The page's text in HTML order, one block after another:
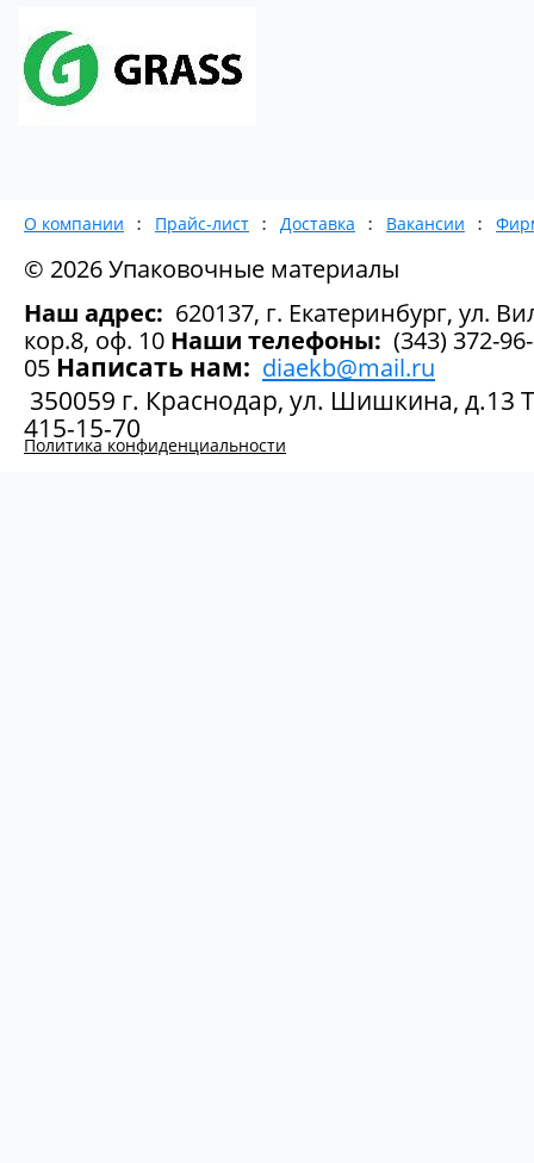
О компании Прайс-лист Доставка Вакансии
© 2026 Упаковочные материалы
Наш адрес: 620137, г. Екатеринбург, ул.
кор.8, оф. 10 Наши телефоны: (343) 372-
05 Написать нам: diaekb@mail.ru
350059 г. Краснодар, ул. Шишкина, д.13
415-15-70
Политика конфиденциальности